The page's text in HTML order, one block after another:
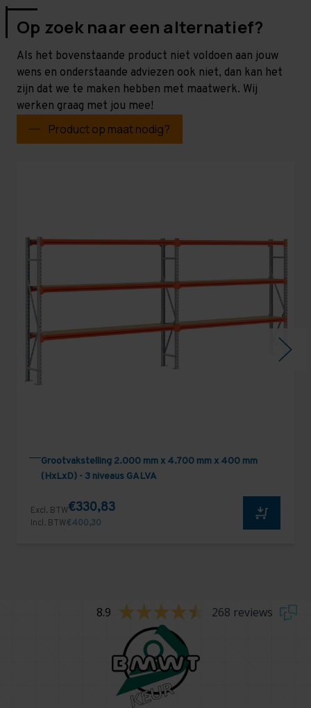
Op zoek naar een alternatief?
Als het bovenstaande product niet voldoen aan jouw
wens en onderstaande adviezen ook niet, dan kan het
zijn dat we te maken hebben met maatwerk. Wij
werken graag met jou mee!
Product op maat nodig?
Grootvakstelling 2.000 mm x 4.700 mm x 400 mm
(HxLxD) - 3 niveaus GALVA
Excl. BTW€330,83
Incl. BTW€400,30
8.9 268 reviews